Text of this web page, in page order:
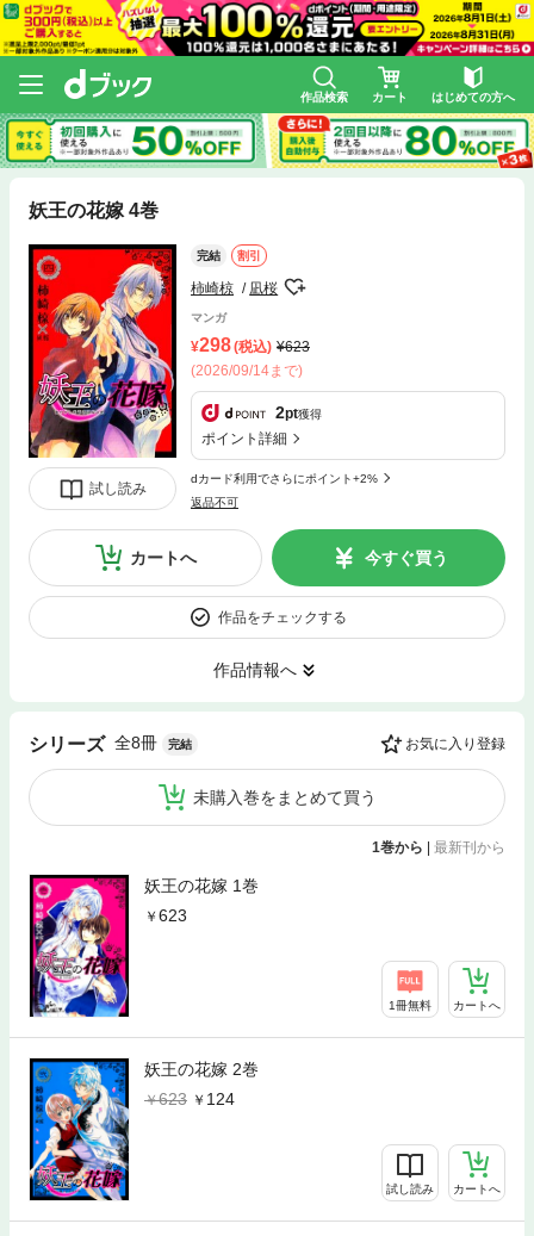
作品検索 カート はじめての方へ
妖王の花嫁 4巻
試し読み
完結 割引
柿崎椋 凪桜
マンガ
298(税込)
623
(2026/09/14まで)
2pt獲得
ポイント詳細
dカード利用でさらにポイント+2%
返品不可
カートへ 今すぐ買う
作品をチェックする
作品情報へ
シリーズ 全8冊 完結 お気に入り登録
未購入巻をまとめて買う
1巻から | 最新刊から
妖王の花嫁 1巻
623
1冊無料 カートへ
妖王の花嫁 2巻
623
124
試し読み カートへ